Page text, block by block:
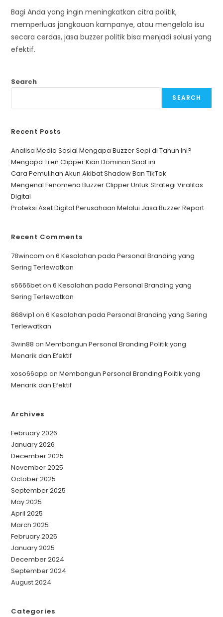
Bagi Anda yang ingin meningkatkan citra politik,
memperluas jangkauan kampanye, atau mengelola isu
secara cerdas, jasa buzzer politik bisa menjadi solusi yang
efektif.
Search
SEARCH
Recent Posts
Analisa Media Sosial Mengapa Buzzer Sepi di Tahun Ini?
Mengapa Tren Clipper Kian Dominan Saat ini
Cara Pemulihan Akun Akibat Shadow Ban TikTok
Mengenal Fenomena Buzzer Clipper Untuk Strategi Viralitas
Digital
Proteksi Aset Digital Perusahaan Melalui Jasa Buzzer Report
Recent Comments
78wincom on6 Kesalahan pada Personal Branding yang
Sering Terlewatkan
s6666beton6 Kesalahan pada Personal Branding yang
Sering Terlewatkan
868vip1 on6 Kesalahan pada Personal Branding yang Sering
Terlewatkan
3win88 onMembangun Personal Branding Politik yang
Menarik dan Efektif
xoso66app onMembangun Personal Branding Politik yang
Menarik dan Efektif
Archives
February 2026
January 2026
December 2025
November 2025
October 2025
September 2025
May 2025
April 2025
March 2025
February 2025
January 2025
December 2024
September 2024
August 2024
Categories